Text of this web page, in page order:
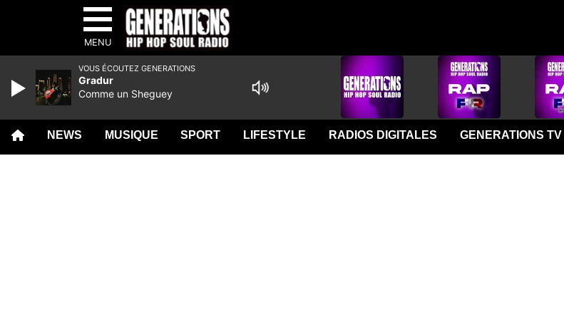
MENU
NEWS MUSIQUE SPORT LIFESTYLE RADIOS DIGITALES GENERATIONS TV
VOUS ÉCOUTEZ GENERATIONS
Gradur
Comme un Sheguey